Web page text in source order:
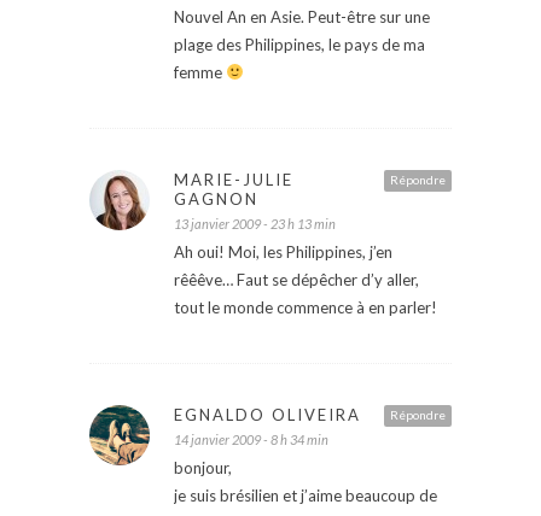
Nouvel An en Asie. Peut-être sur une
plage des Philippines, le pays de ma
femme
Répondre
MARIE-JULIE
GAGNON
13 janvier 2009 - 23 h 13 min
Ah oui! Moi, les Philippines, j’en
rêêêve… Faut se dépêcher d’y aller,
tout le monde commence à en parler!
Répondre
EGNALDO OLIVEIRA
14 janvier 2009 - 8 h 34 min
bonjour,
je suis brésilien et j’aime beaucoup de